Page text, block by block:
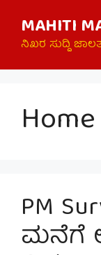
content
MAHITI
ನಿಖರ ಸುದ್ದಿ
PM
ಮನೆಗೆ